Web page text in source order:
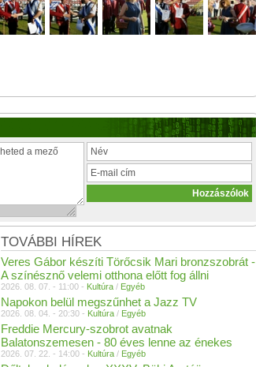
TOVÁBBI HÍREK
Veres Gábor készíti Törőcsik Mari bronzszobrát -
A színésznő velemi otthona előtt fog állni
2026. 08. 07. - 11:00 - Kultúra / Egyéb
Napokon belül megszűnhet a Jazz TV
2026. 08. 04. - 20:30 - Kultúra / Egyéb
Freddie Mercury-szobrot avatnak
Balatonszemesen - 80 éves lenne az énekes
2026. 07. 22. - 14:00 - Kultúra / Egyéb